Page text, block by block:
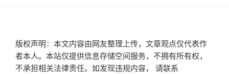
版权声明：本文内容由网友整理上传，文章观点仅代表作
者本人。本站仅提供信息存储空间服务，不拥有所有权，
不承担相关法律责任。如发现违规内容， 请联系